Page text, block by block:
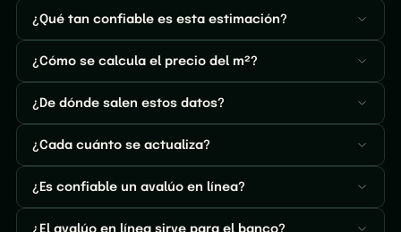
¿Qué tan confiable es esta estimación?
¿Cómo se calcula el precio del m²?
¿De dónde salen estos datos?
¿Cada cuánto se actualiza?
¿Es confiable un avalúo en línea?
¿El avalúo en línea sirve para el banco?